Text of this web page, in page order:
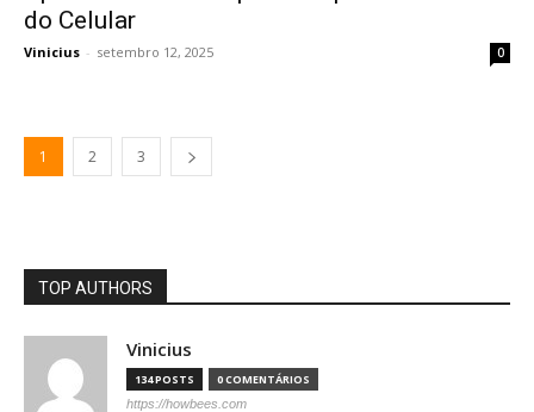
do Celular
Vinicius - setembro 12, 2025 0
1 2 3
TOP AUTHORS
Vinicius
134 POSTS 0 COMENTÁRIOS
https://howbees.com